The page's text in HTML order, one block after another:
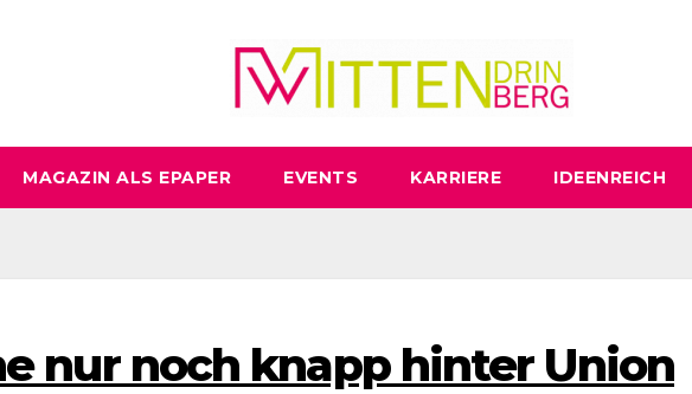
MAGAZIN ALS EPAPER EVENTS KARRIERE IDEENREICH
nur noch knapp hinter Union